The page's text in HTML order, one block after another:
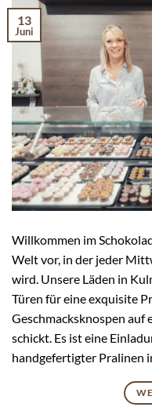
13
Juni
Willkommen im
Welt vor, in der jeder
wird. Unsere Läden in
Türen für eine exquisite
Geschmacksknospen auf
schickt. Es ist eine
handgefertigter Pralinen